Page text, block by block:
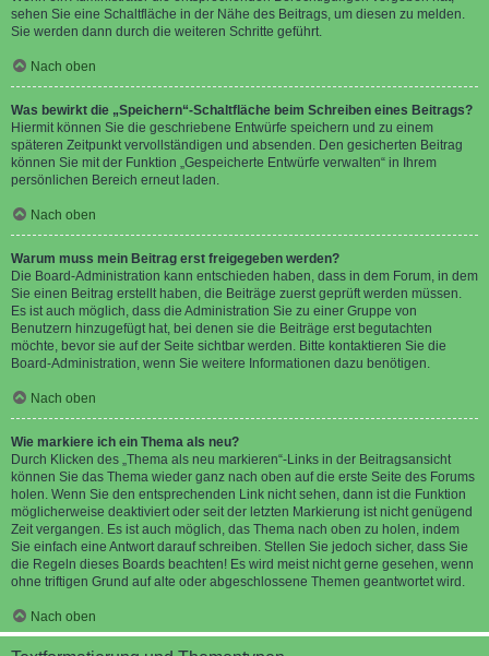
sehen Sie eine Schaltfläche in der Nähe des Beitrags, um diesen zu melden.
Sie werden dann durch die weiteren Schritte geführt.
Nach oben
Was bewirkt die „Speichern“-Schaltfläche beim Schreiben eines Beitrags?
Hiermit können Sie die geschriebene Entwürfe speichern und zu einem
späteren Zeitpunkt vervollständigen und absenden. Den gesicherten Beitrag
können Sie mit der Funktion „Gespeicherte Entwürfe verwalten“ in Ihrem
persönlichen Bereich erneut laden.
Nach oben
Warum muss mein Beitrag erst freigegeben werden?
Die Board-Administration kann entschieden haben, dass in dem Forum, in dem
Sie einen Beitrag erstellt haben, die Beiträge zuerst geprüft werden müssen.
Es ist auch möglich, dass die Administration Sie zu einer Gruppe von
Benutzern hinzugefügt hat, bei denen sie die Beiträge erst begutachten
möchte, bevor sie auf der Seite sichtbar werden. Bitte kontaktieren Sie die
Board-Administration, wenn Sie weitere Informationen dazu benötigen.
Nach oben
Wie markiere ich ein Thema als neu?
Durch Klicken des „Thema als neu markieren“-Links in der Beitragsansicht
können Sie das Thema wieder ganz nach oben auf die erste Seite des Forums
holen. Wenn Sie den entsprechenden Link nicht sehen, dann ist die Funktion
möglicherweise deaktiviert oder seit der letzten Markierung ist nicht genügend
Zeit vergangen. Es ist auch möglich, das Thema nach oben zu holen, indem
Sie einfach eine Antwort darauf schreiben. Stellen Sie jedoch sicher, dass Sie
die Regeln dieses Boards beachten! Es wird meist nicht gerne gesehen, wenn
ohne triftigen Grund auf alte oder abgeschlossene Themen geantwortet wird.
Nach oben